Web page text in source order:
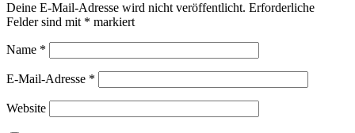
Deine E-Mail-Adresse wird nicht veröffentlicht. Erforderliche
Felder sind mit * markiert
Name *
E-Mail-Adresse *
Website